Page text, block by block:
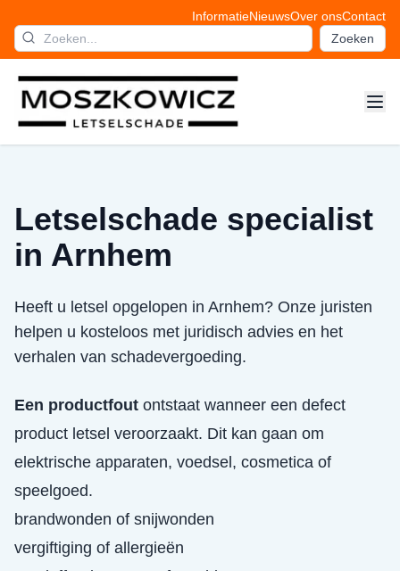
InformatieNieuwsOver onsContact
Zoeken
Letselschade specialist
in Arnhem
Heeft u letsel opgelopen in Arnhem? Onze juristen
helpen u kosteloos met juridisch advies en het
verhalen van schadevergoeding.
Een productfout ontstaat wanneer een defect
product letsel veroorzaakt. Dit kan gaan om
elektrische apparaten, voedsel, cosmetica of
speelgoed.
brandwonden of snijwonden
vergiftiging of allergieën